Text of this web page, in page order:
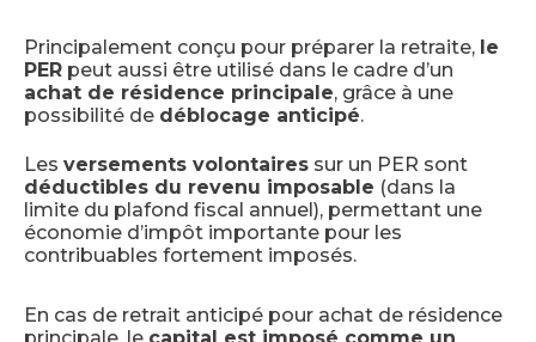
Principalement conçu pour préparer la retraite, le
PER peut aussi être utilisé dans le cadre d’un
achat de résidence principale, grâce à une
possibilité de déblocage anticipé.
Les versements volontaires sur un PER sont
déductibles du revenu imposable (dans la
limite du plafond fiscal annuel), permettant une
économie d’impôt importante pour les
contribuables fortement imposés.
En cas de retrait anticipé pour achat de résidence